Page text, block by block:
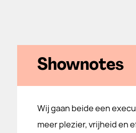
Shownotes
Wij gaan beide een
meer plezier, vrijheid en